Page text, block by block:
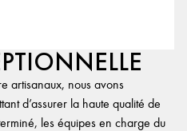
artisanaux, nous avons
d’assurer la haute qualité de
les équipes en charge du